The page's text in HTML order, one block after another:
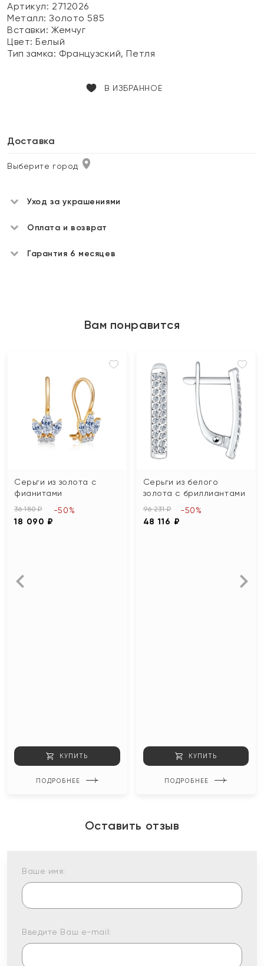
Артикул: 2712026
Металл:Золото 585
Вставки:Жемчуг
Цвет:Белый
Тип замка: Французский, Петля
В ИЗБРАННОЕ
Доставка
Выберите город
Уход за украшениями
Оплата и возврат
Гарантия 6 месяцев
Вам понравится
Серьги из золота с
фианитами
36 180 ₽
18 090 ₽
-50%
КУПИТЬ
ПОДРОБНЕЕ
Серьги из белого
золота с бриллиантами
96 231 ₽
48 116 ₽
-50%
КУПИТЬ
ПОДРОБНЕЕ
Оставить отзыв
Ваше имя:
Введите Ваш e-mail: